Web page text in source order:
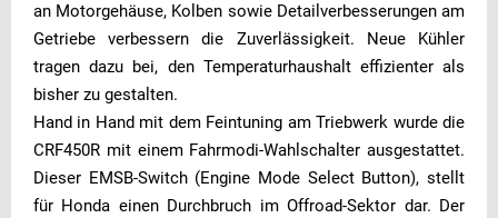
an Motorgehäuse, Kolben sowie Detailverbesserungen am
Getriebe verbessern die Zuverlässigkeit. Neue Kühler
tragen dazu bei, den Temperaturhaushalt effizienter als
bisher zu gestalten.
Hand in Hand mit dem Feintuning am Triebwerk wurde die
CRF450R mit einem Fahrmodi-Wahlschalter ausgestattet.
Dieser EMSB-Switch (Engine Mode Select Button), stellt
für Honda einen Durchbruch im Offroad-Sektor dar. Der